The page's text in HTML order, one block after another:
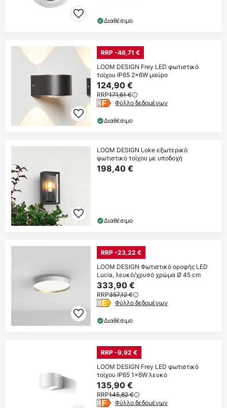
Διαθέσιμο
RRP -46,71 €
LOOM DESIGN Frey LED φωτιστικό
τοίχου IP65 2x6W μαύρο
124,90 €
RRP171,61 €
Φύλλο δεδομένων
Διαθέσιμο
LOOM DESIGN Loke εξωτερικό
φωτιστικό τοίχου με υποδοχή
198,40 €
Διαθέσιμο
RRP -23,22 €
LOOM DESIGN Φωτιστικό οροφής LED
Lucia, λευκό/χρυσό χρώμα Ø 45 cm
333,90 €
RRP357,12 €
Φύλλο δεδομένων
Διαθέσιμο
RRP -9,92 €
LOOM DESIGN Frey LED φωτιστικό
τοίχου IP65 1x6W λευκό
135,90 €
RRP145,82 €
Φύλλο δεδομένων